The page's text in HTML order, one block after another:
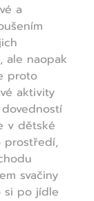
a
ale naopak
proto
aktivity
v dětské
prostředí,
svačiny
si po jídle